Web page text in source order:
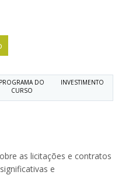
PROGRAMA DO
CURSO
INVESTIMENTO
as licitações e contratos
e